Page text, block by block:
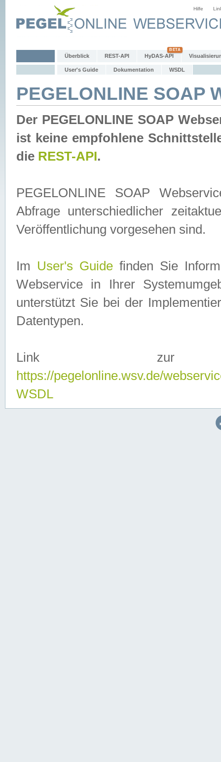
Hilfe
Überblick REST-API HyDAS-API
User's Guide Dokumentation WSDL
PEGELONLINE SOAP
Der PEGELONLINE SOAP
ist keine empfohlene
die REST-API.
PEGELONLINE SOAP
Abfrage unterschiedlicher
Veröffentlichung vorgesehen sind.
Im User's Guidefinden Sie
Webservice in Ihrer
unterstützt Sie bei der
Datentypen.
Link zur
https://pegelonline.wsv.de/
WSDL